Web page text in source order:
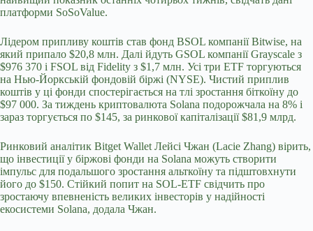
платформи SoSoValue.
Лідером припливу коштів став фонд BSOL компанії Bitwise, на
який припало $20,8 млн. Далі йдуть GSOL компанії Grayscale з
$976 370 і FSOL від Fidelity з $1,7 млн. Усі три ETF торгуються
на Нью-Йоркській фондовій біржі (NYSE). Чистий приплив
коштів у ці фонди спостерігається на тлі зростання біткоїну до
$97 000. За тиждень криптовалюта Solana подорожчала на 8% і
зараз торгується по $145, за ринкової капіталізації $81,9 млрд.
Ринковий аналітик Bitget Wallet Лейсі Чжан (Lacie Zhang) вірить,
що інвестиції у біржові фонди на Solana можуть створити
імпульс для подальшого зростання альткоїну та підштовхнути
його до $150. Стійкий попит на SOL-ETF свідчить про
зростаючу впевненість великих інвесторів у надійності
екосистеми Solana, додала Чжан.